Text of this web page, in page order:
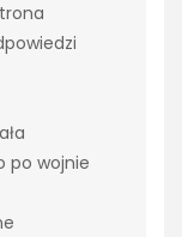
po wojnie